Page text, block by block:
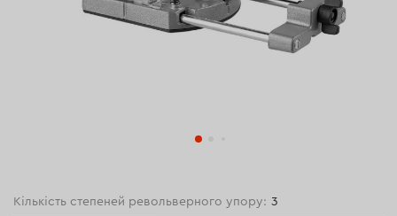
Кількість степеней револьверного упору: 3